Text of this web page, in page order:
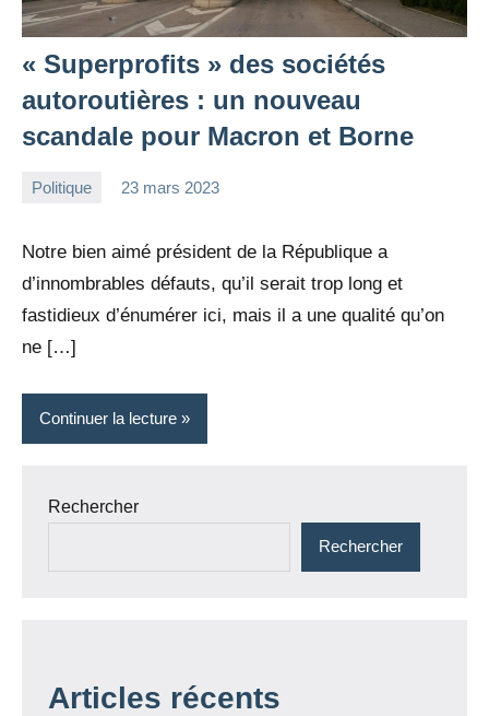
« Superprofits » des sociétés
autoroutières : un nouveau
scandale pour Macron et Borne
Politique 23 mars 2023
Notre bien aimé président de la République a
d’innombrables défauts, qu’il serait trop long et
fastidieux d’énumérer ici, mais il a une qualité qu’on
ne […]
Continuer la lecture
Rechercher
Rechercher
Articles récents